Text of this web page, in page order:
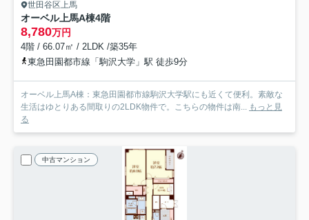
世田谷区上馬
オーベル上馬A棟4階
8,780万円
4階 / 66.07㎡ / 2LDK /築35年
東急田園都市線「駒沢大学」駅 徒歩9分
オーベル上馬A棟：東急田園都市線駒沢大学駅にも近くて便利。素敵な
生活はゆとりある間取りの2LDK物件で。こちらの物件は南...
もっと見
る
中古マンション